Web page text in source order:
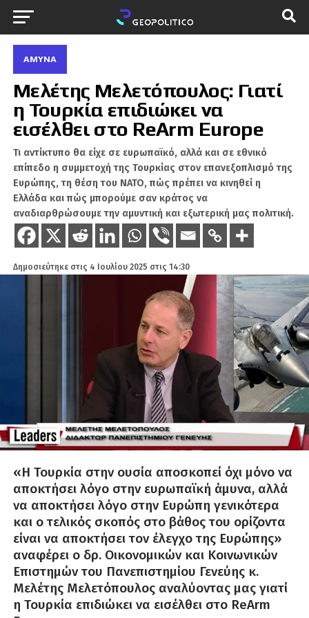
ΆΜΥΝΑ
Μελέτης Μελετόπουλος: Γιατί
η Τουρκία επιδιώκει να
εισέλθει στο ReArm Europe
Τι αντίκτυπο θα είχε σε ευρωπαϊκό, αλλά και σε εθνικό
επίπεδο η συμμετοχή της Τουρκίας στον επανεξοπλισμό της
Ευρώπης, τη θέση του NATO, πώς πρέπει να κινηθεί η
Ελλάδα και πώς μπορούμε σαν κράτος να
αναδιαρθρώσουμε την αμυντική και εξωτερική μας πολιτική.
Δημοσιεύτηκε στις 4 Ιουλίου 2025 στις 14:30
«Η Τουρκία στην ουσία αποσκοπεί όχι μόνο να
αποκτήσει λόγο στην ευρωπαϊκή άμυνα, αλλά
να αποκτήσει λόγο στην Ευρώπη γενικότερα
και ο τελικός σκοπός στο βάθος του ορίζοντα
είναι να αποκτήσει τον έλεγχο της Ευρώπης»
αναφέρει ο δρ. Οικονομικών και Κοινωνικών
Επιστημών του Πανεπιστημίου Γενεύης κ.
Μελέτης Μελετόπουλος αναλύοντας μας γιατί
η Τουρκία επιδιώκει να εισέλθει στο ReArm